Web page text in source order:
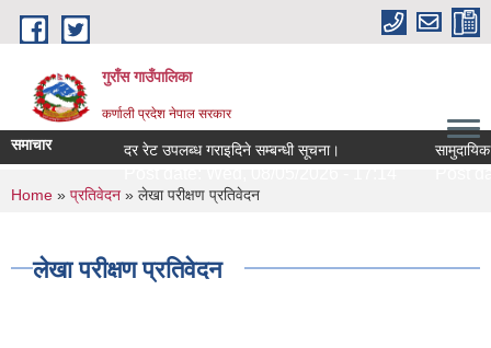
Skip to main content
गुराँस गाउँपालिका
कर्णाली प्रदेश नेपाल सरकार
समाचार दर रेट उपलब्ध गराइदिने सम्बन्धी सूचना। सामुदायिक
You are here
Home » प्रतिवेदन » लेखा परीक्षण प्रतिवेदन
लेखा परीक्षण प्रतिवेदन